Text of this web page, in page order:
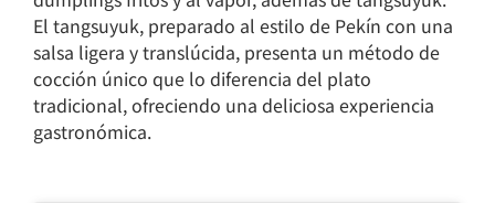
El tangsuyuk, preparado al estilo de Pekín con una
salsa ligera y translúcida, presenta un método de
cocción único que lo diferencia del plato
tradicional, ofreciendo una deliciosa experiencia
gastronómica.